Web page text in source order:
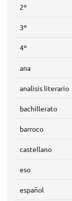
2º
3º
4º
ana
analisis literario
bachillerato
barroco
castellano
eso
español